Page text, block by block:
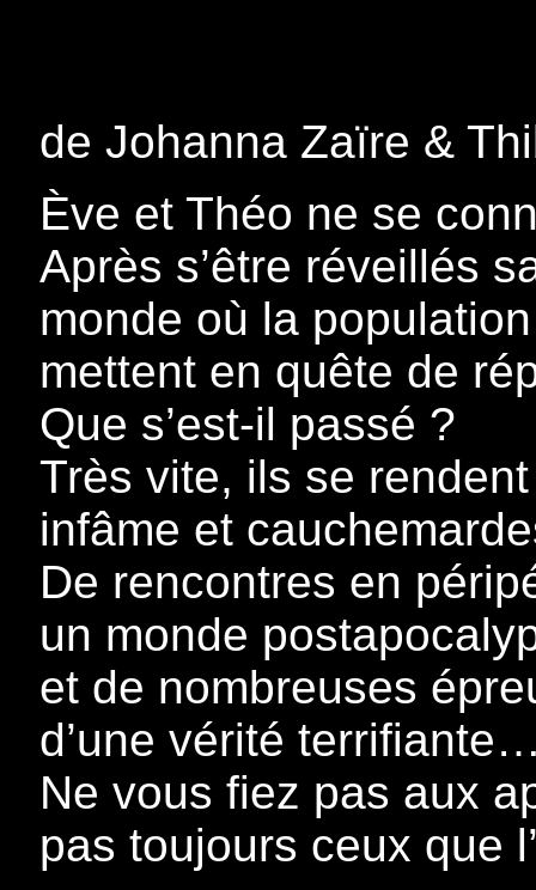
de Johanna Zaïre &
Ève et Théo ne se
Après s’être réveillés
monde où la
mettent en quête de
Que s’est-il passé ?
Très vite, ils se
infâme et
De rencontres en
un monde
et de nombreuses
d’une vérité
Ne vous fiez pas aux
pas toujours ceux que